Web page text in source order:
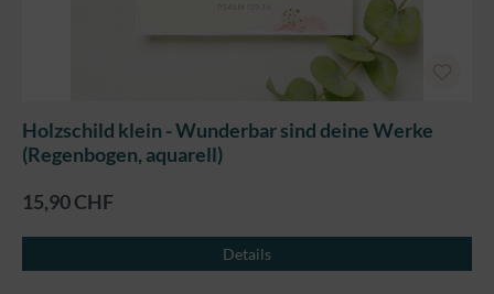
Holzschild klein - Wunderbar sind deine Werke
(Regenbogen, aquarell)
15,90 CHF
Details